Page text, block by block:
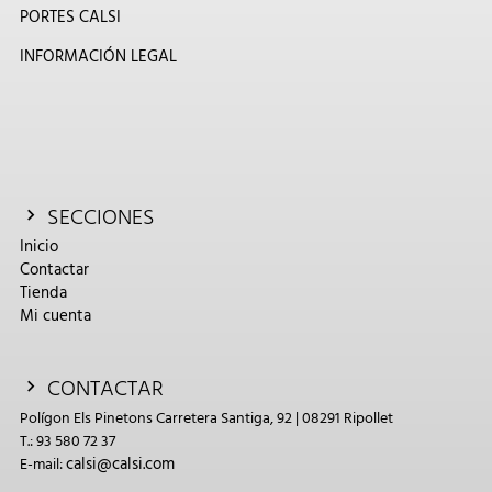
PORTES CALSI
INFORMACIÓN LEGAL
SECCIONES
Inicio
Contactar
Tienda
Mi cuenta
CONTACTAR
Polígon Els Pinetons Carretera Santiga, 92 | 08291 Ripollet
T.: 93 580 72 37
E-mail:calsi@calsi.com